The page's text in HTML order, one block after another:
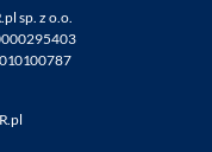
sp. z o.o.